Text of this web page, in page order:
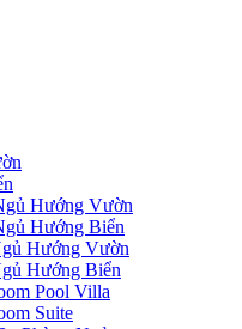
Hướng Vườn
Hướng Biển
Hướng Vườn
Hướng Biển
Pool Villa
Suite